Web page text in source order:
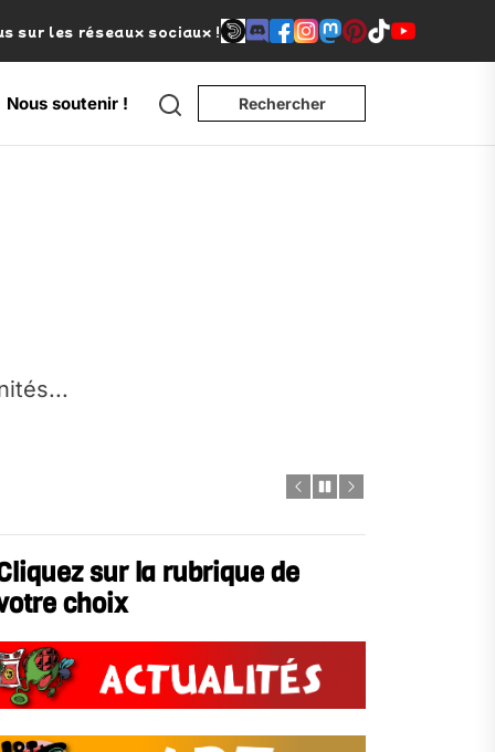
sur les réseaux sociaux !
Nous soutenir ! Search Rechercher
sur la rubrique de
choix